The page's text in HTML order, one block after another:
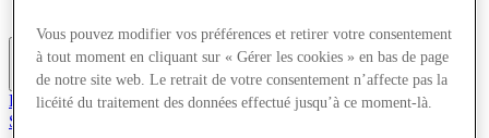
Plus
Rejoignez le club
Sauvé
Vous pouvez modifier vos préférences et retirer votre consentement
à tout moment en cliquant sur « Gérer les cookies » en bas de page
de notre site web. Le retrait de votre consentement n’affecte pas la
licéité du traitement des données effectué jusqu’à ce moment-là.